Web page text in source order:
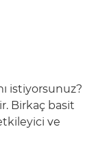
istiyorsunuz?
Birkaç basit
ve